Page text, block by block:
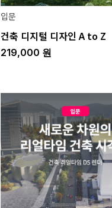
입문
건축 디지털 디자인 A to Z
219,000 원